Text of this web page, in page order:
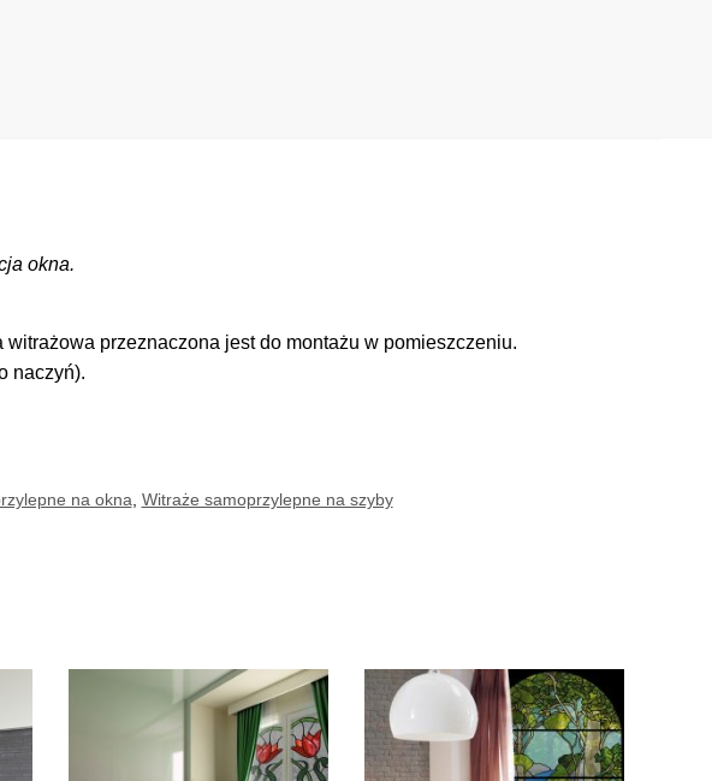
okna.
przeznaczona jest do montażu w pomieszczeniu.
naczyń).
na okna, Witraże samoprzylepne na szyby